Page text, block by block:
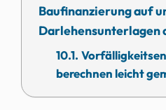
Baufinanzierung auf
Darlehensunterlagen
berechnen leicht